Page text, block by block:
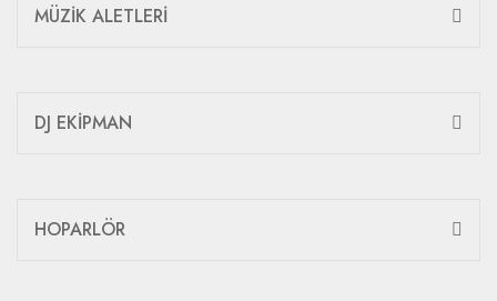
MÜZİK ALETLERİ
DJ EKİPMAN
HOPARLÖR